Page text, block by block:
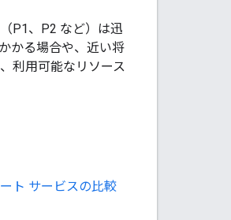
P1、P2 など）は迅
かる場合や、近い将
利用可能なリソース
ト サービスの比較